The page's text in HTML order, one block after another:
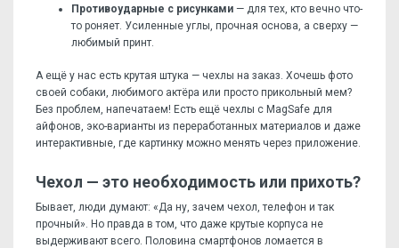
Противоударные с рисунками — для тех, кто вечно что-
то роняет. Усиленные углы, прочная основа, а сверху —
любимый принт.
А ещё у нас есть крутая штука — чехлы на заказ. Хочешь фото
своей собаки, любимого актёра или просто прикольный мем?
Без проблем, напечатаем! Есть ещё чехлы с MagSafe для
айфонов, эко-варианты из переработанных материалов и даже
интерактивные, где картинку можно менять через приложение.
Чехол — это необходимость или прихоть?
Бывает, люди думают: «Да ну, зачем чехол, телефон и так
прочный». Но правда в том, что даже крутые корпуса не
выдерживают всего. Половина смартфонов ломается в